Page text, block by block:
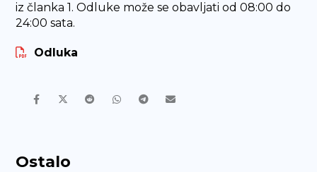
iz članka 1. Odluke može se obavljati od 08:00 do
24:00 sata.
Odluka
Ostalo